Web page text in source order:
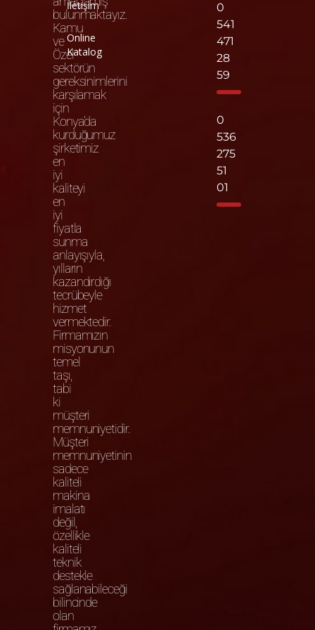
bulunmaktayız.
Kamu
ve
Özel
sektörün
gereksinimlerini
karşılamak
için
Konya’da
kurduğumuz
şirketimiz
en
iyi
kaliteyi
en
iyi
fiyatla
sunma
anlayışıyla,
yılların
kazandırdığı
tecrübeyle
hizmet
vermektedir.
Firmamızın
misyonunun
temel
taşı,
tabi
ki
müşteri
memnuniyetidir.
Müşteri
memnuniyetinin
sadece
kaliteli
makina
imalatı
değil,
özellikle
kaliteli
teknik
destekle
sağlanabileceği
bilincinde
olan
İletişim
Online
Katalog
0
541
471
28
59
0
536
275
51
01